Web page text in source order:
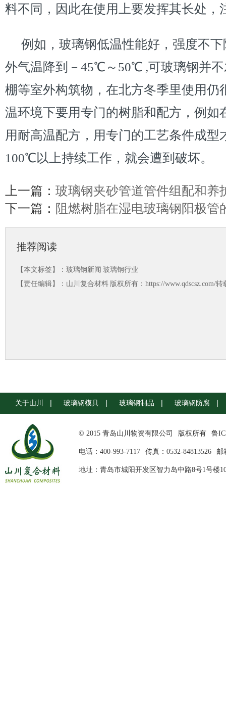
料不同，因此在使用上要发挥其长处，
例如，玻璃钢低温性能好，强度不
外气温降到－45℃～50℃ ,可玻璃钢并
棚等室外构筑物，在北方冬季里使用仍
温环境下要用专门的树脂和配方，例
用耐高温配方，用专门的工艺条件成型
100℃以上持续工作，就会遭到破坏。
上一篇： 玻璃钢夹砂管道管件组配和养
下一篇： 阻燃树脂在湿电玻璃钢阳极管
推荐阅读
【本文标签】： 玻璃钢新闻 玻璃钢行业
【责任编辑】： 山川复合材料 版权所有：https://www.qdscsz.com/
关于山川 玻璃钢模具 玻璃钢制品 玻璃钢防腐
© 2015 青岛山川物资有限公司 版权所有 鲁
电话：400-993-7117 传真：0532-84813526 邮
地址：青岛市城阳开发区智力岛中路8号1号楼